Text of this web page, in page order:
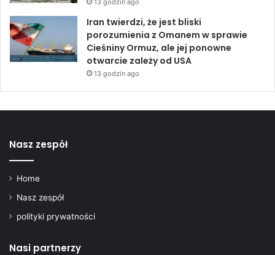
a
2
2
k
13 godzin ago
Iran twierdzi, że jest bliski
porozumienia z Omanem w sprawie
Cieśniny Ormuz, ale jej ponowne
otwarcie zależy od USA
13 godzin ago
Nasz zespół
Home
Nasz zespół
polityki prywatności
Nasi partnerzy